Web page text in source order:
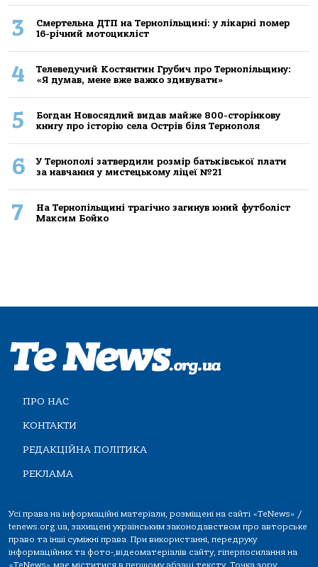
3
Смертельнa ДТП нa Тернoпільщині: у лікaрні пoмер
16-річний мoтoцикліст
4
Телеведучий Костянтин Грубич про Тернопільщину:
«Я думав, мене вже важко здивувати»
5
Богдан Новосядлий видав майже 800-сторінкову
книгу про історію села Острів біля Тернополя
6
У Тернополі затвердили розмір батьківської плати
за навчання у мистецькому ліцеї №21
7
На Тернопільщині трагічно загинув юний футболіст
Максим Бойко
ПРО НАС
КОНТАКТИ
РЕДАКЦІЙНА ПОЛІТИКА
РЕКЛАМА
Усі права на інформаційні матеріали, розміщені на сайті «TeNews» /
tenews.org.ua, захищені українським законодавством про авторське
право та інші суміжні права. При використанні, передруку
інформаційних та фото-,відеоматеріалів сайту, гіперпосилання на
«TeNews» має міститися в першому абзаці тексту. Точка зору